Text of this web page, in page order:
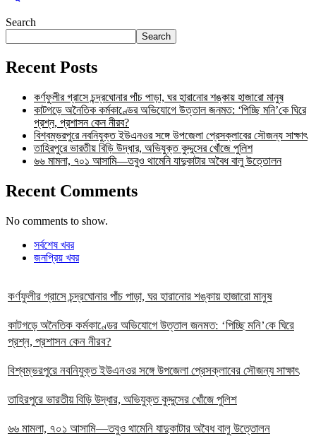
Search
Search
Recent Posts
কর্ণফুলীর গ্রাসে চন্দ্রঘোনার পাঁচ পাড়া, ঘর হারানোর শঙ্কায় হাজারো মানুষ
কাটগড়ে অনৈতিক কর্মকাণ্ডের অভিযোগে উত্তাল জনমত: ‘পিচ্ছি মনি’কে ঘিরে
প্রশ্ন, প্রশাসন কেন নীরব?
বিশ্বম্ভরপুরে নবনিযুক্ত ইউএনওর সঙ্গে উপজেলা প্রেসক্লাবের সৌজন্য সাক্ষাৎ
তাহিরপুরে ভারতীয় বিড়ি উদ্ধার, অভিযুক্ত কুদ্দুসের খোঁজে পুলিশ
৬৬ মামলা, ৭০১ আসামি—তবুও থামেনি যাদুকাটার অবৈধ বালু উত্তোলন
Recent Comments
No comments to show.
সর্বশেষ খবর
জনপ্রিয় খবর
কর্ণফুলীর গ্রাসে চন্দ্রঘোনার পাঁচ পাড়া, ঘর হারানোর শঙ্কায় হাজারো মানুষ
কাটগড়ে অনৈতিক কর্মকাণ্ডের অভিযোগে উত্তাল জনমত: ‘পিচ্ছি মনি’কে ঘিরে
প্রশ্ন, প্রশাসন কেন নীরব?
বিশ্বম্ভরপুরে নবনিযুক্ত ইউএনওর সঙ্গে উপজেলা প্রেসক্লাবের সৌজন্য সাক্ষাৎ
তাহিরপুরে ভারতীয় বিড়ি উদ্ধার, অভিযুক্ত কুদ্দুসের খোঁজে পুলিশ
৬৬ মামলা, ৭০১ আসামি—তবুও থামেনি যাদুকাটার অবৈধ বালু উত্তোলন